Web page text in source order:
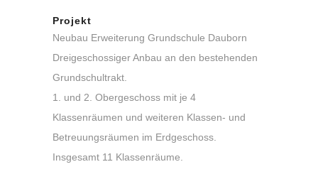
Projekt
Neubau Erweiterung Grundschule Dauborn
Dreigeschossiger Anbau an den bestehenden
Grundschultrakt.
1. und 2. Obergeschoss mit je 4
Klassenräumen und weiteren Klassen- und
Betreuungsräumen im Erdgeschoss.
Insgesamt 11 Klassenräume.